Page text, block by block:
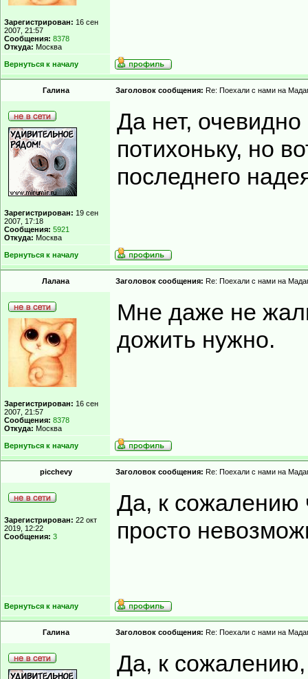
Зарегистрирован: 16 сен
2007, 21:57
Сообщения: 8378
Откуда: Москва
Вернуться к началу
Гaлинa Заголовок сообщения: Re: Поехали с нами на
Зарегистрирован: 19 сен
2007, 17:18
Сообщения: 5921
Откуда: Москва
Да нет,
потихоньку, но
последнего
Вернуться к началу
Лалана Заголовок сообщения: Re: Поехали с нами на
Зарегистрирован: 16 сен
2007, 21:57
Сообщения: 8378
Откуда: Москва
Мне даже не
дожить нужно.
Вернуться к началу
picchevy Заголовок сообщения: Re: Поехали с нами на
Зарегистрирован: 22 окт
2019, 12:22
Сообщения: 3
Да, к сожалению
просто
Вернуться к началу
Гaлинa Заголовок сообщения: Re: Поехали с нами на
Да, к